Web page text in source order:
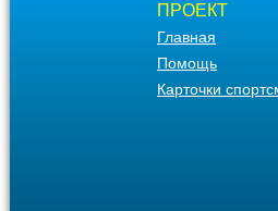
ПРОЕКТ
Главная
Помощь
Карточки